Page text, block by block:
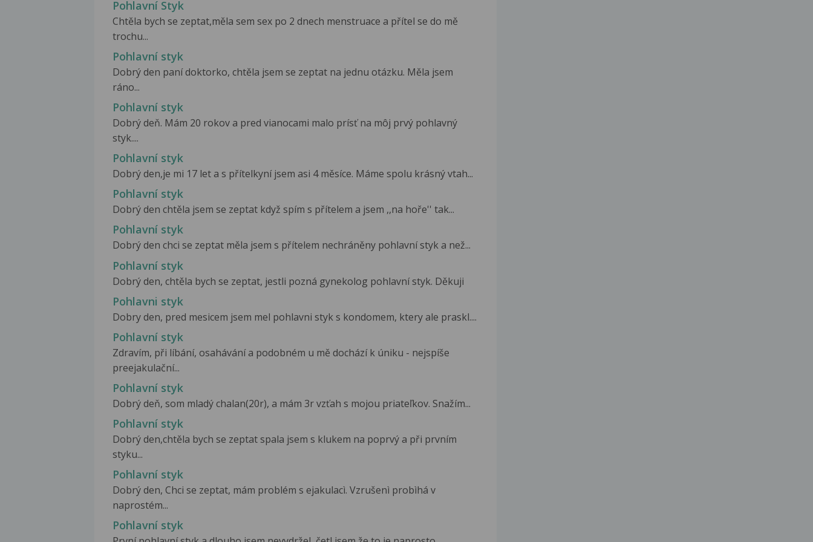
Pohlavní Styk
Chtěla bych se zeptat,měla sem sex po 2 dnech menstruace a přítel se do mě
trochu...
Pohlavní styk
Dobrý den paní doktorko, chtěla jsem se zeptat na jednu otázku. Měla jsem
ráno...
Pohlavní styk
Dobrý deň. Mám 20 rokov a pred vianocami malo prísť na môj prvý pohlavný
styk....
Pohlavní styk
Dobrý den,je mi 17 let a s přítelkyní jsem asi 4 měsíce. Máme spolu krásný vtah...
Pohlavní styk
Dobrý den chtěla jsem se zeptat když spím s přítelem a jsem ,,na hoře'' tak...
Pohlavní styk
Dobrý den chci se zeptat měla jsem s přítelem nechráněny pohlavní styk a než...
Pohlavní styk
Dobrý den, chtěla bych se zeptat, jestli pozná gynekolog pohlavní styk. Děkuji
Pohlavni styk
Dobry den, pred mesicem jsem mel pohlavni styk s kondomem, ktery ale praskl....
Pohlavní styk
Zdravím, při líbání, osahávání a podobném u mě dochází k úniku - nejspíše
preejakulační...
Pohlavní styk
Dobrý deň, som mladý chalan(20r), a mám 3r vzťah s mojou priateľkov. Snažím...
Pohlavní styk
Dobrý den,chtěla bych se zeptat spala jsem s klukem na poprvý a při prvním
styku...
Pohlavní styk
Dobrý den, Chci se zeptat, mám problém s ejakulacì. Vzrušenì probìhá v
naprostém...
Pohlavní styk